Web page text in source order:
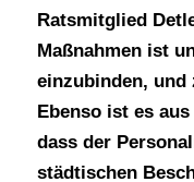
Ratsmitglied
Maßnahmen ist
einzubinden, und
Ebenso ist es
dass der
städtischen